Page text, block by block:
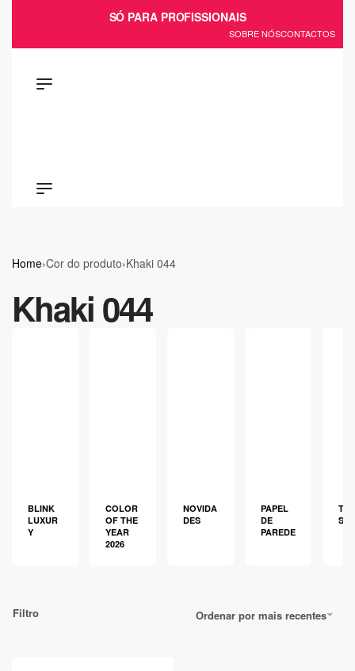
conteúdo
SÓ PARA PROFISSIONAIS
SOBRE NÓSCONTACTOS
Home›Cor do produto›Khaki 044
Khaki 044
BLINK
LUXUR
Y
COLOR
OF THE
YEAR
2026
NOVIDA
DES
PAPEL
DE
PAREDE
S
Ordenar por mais recentes
Filtro